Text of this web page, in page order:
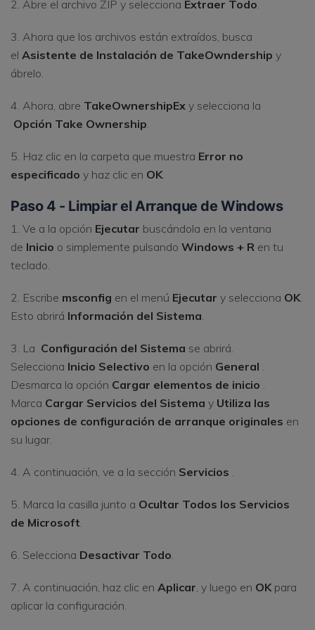
2. Abre el archivo ZIP y selecciona Extraer Todo.
3. Ahora que los archivos están extraídos, busca
el Asistente de Instalación de TakeOwndership y
ábrelo.
4. Ahora, abre TakeOwnershipEx y selecciona la
Opción Take Ownership.
5. Haz clic en la carpeta que muestra Error no
especificado y haz clic en OK.
Paso 4 - Limpiar el Arranque de Windows
1. Ve a la opción Ejecutar buscándola en la ventana
de Inicio o simplemente pulsando Windows + R en tu
teclado.
2. Escribe msconfig en el menú Ejecutar y selecciona OK
Esto abrirá Información del Sistema
3. La Configuración del Sistema se abrirá.
Selecciona Inicio Selectivo en la opción General
Desmarca la opción Cargar elementos de inicio
Marca Cargar Servicios del Sistema y Utiliza las
opciones de configuración de arranque originales en
su lugar.
4. A continuación, ve a la sección Servicios
5. Marca la casilla junto a Ocultar Todos los Servicios
de Microsoft
6. Selecciona Desactivar Todo
7. A continuación, haz clic en Aplicar , y luego en OK para
aplicar la configuración.